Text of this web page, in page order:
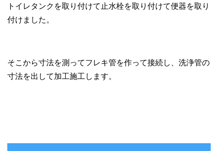
トイレタンクを取り付けて止水栓を取り付けて便器を取り
付けました。
そこから寸法を測ってフレキ管を作って接続し、洗浄管の
寸法を出して加工施工します。